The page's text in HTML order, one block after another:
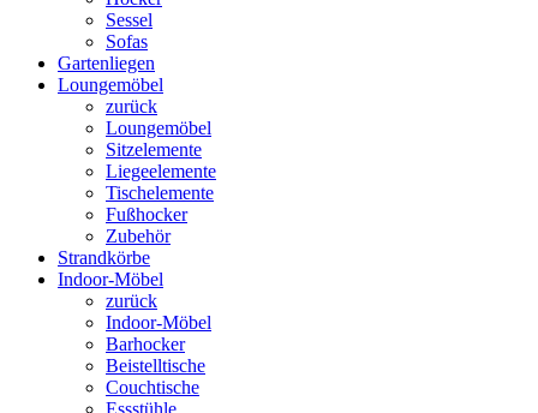
Sessel
Sofas
Gartenliegen
Loungemöbel
zurück
Loungemöbel
Sitzelemente
Liegeelemente
Tischelemente
Fußhocker
Zubehör
Strandkörbe
Indoor-Möbel
zurück
Indoor-Möbel
Barhocker
Beistelltische
Couchtische
Essstühle